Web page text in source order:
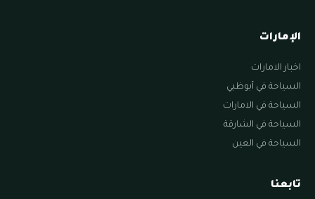
الإمارات
اخبار الامارات
السياحة في أبوظبي
السياحة في الامارات
السياحة في الشارقة
السياحة في العين
تابعنا